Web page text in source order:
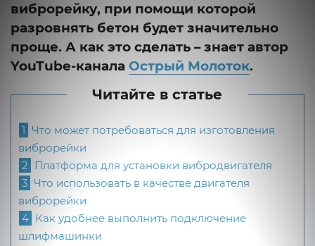
виброрейку, при помощи которой
разровнять бетон будет значительно
проще. А как это сделать – знает автор
YouTube-канала Острый Молоток.
Читайте в статье
1 Что может потребоваться для изготовления
виброрейки
2 Платформа для установки вибродвигателя
3 Что использовать в качестве двигателя
виброрейки
4 Как удобнее выполнить подключение
шлифмашинки